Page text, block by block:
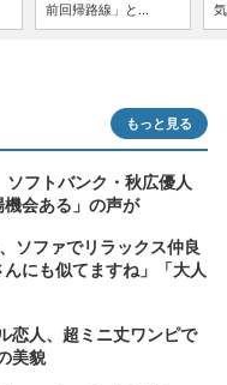
前回帰路線」と...
もっと見る
フトバンク・秋広優人
会ある」の声が
ソファでリラックス仲良
にも似てますね」「大人
恋人、超ミニ丈ワンピで
美貌